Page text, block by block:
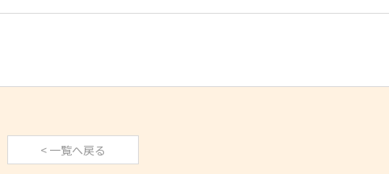
< 一覧へ戻る